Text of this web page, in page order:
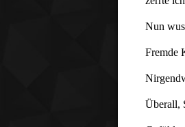
Nun
Fremde
Überall,